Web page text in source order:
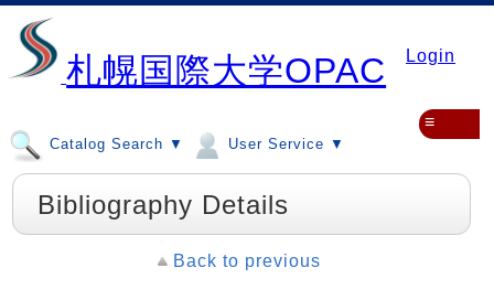
札幌国際大学OPAC Login
Catalog Search ▼ User Service ▼
≡
Bibliography Details
Back to previous